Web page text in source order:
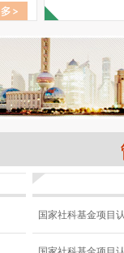
国家社科基金项目